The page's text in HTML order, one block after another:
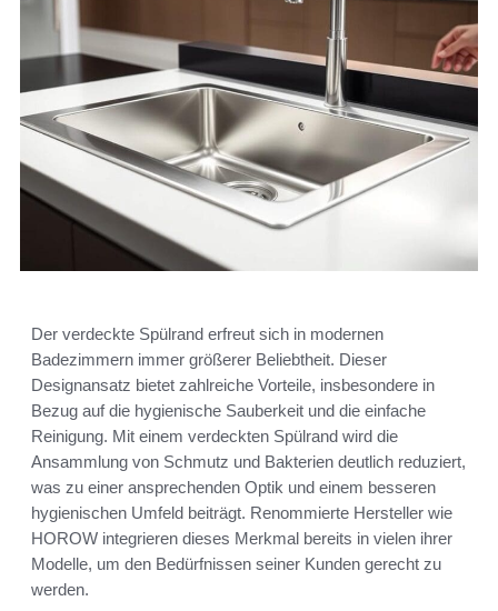
Der verdeckte Spülrand erfreut sich in modernen
Badezimmern immer größerer Beliebtheit. Dieser
Designansatz bietet zahlreiche Vorteile, insbesondere in
Bezug auf die hygienische Sauberkeit und die einfache
Reinigung. Mit einem verdeckten Spülrand wird die
Ansammlung von Schmutz und Bakterien deutlich reduziert,
was zu einer ansprechenden Optik und einem besseren
hygienischen Umfeld beiträgt. Renommierte Hersteller wie
HOROW integrieren dieses Merkmal bereits in vielen ihrer
Modelle, um den Bedürfnissen seiner Kunden gerecht zu
werden.